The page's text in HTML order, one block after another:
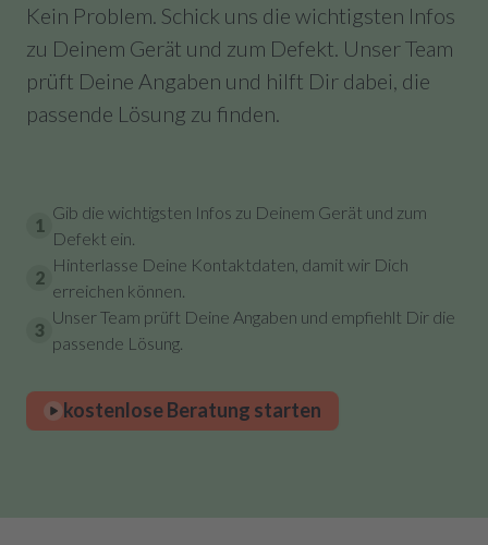
Kein Problem. Schick uns die wichtigsten Infos
zu Deinem Gerät und zum Defekt. Unser Team
prüft Deine Angaben und hilft Dir dabei, die
passende Lösung zu finden.
1
Gib die wichtigsten Infos zu Deinem Gerät und zum
Defekt ein.
2
Hinterlasse Deine Kontaktdaten, damit wir Dich
erreichen können.
3
Unser Team prüft Deine Angaben und empfiehlt Dir die
passende Lösung.
kostenlose Beratung starten